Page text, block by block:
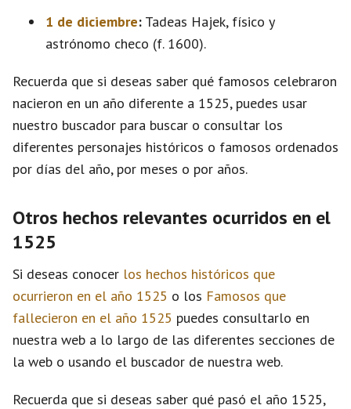
1 de diciembre: Tadeas Hajek, físico y
astrónomo checo (f. 1600).
Recuerda que si deseas saber qué famosos celebraron
nacieron en un año diferente a 1525, puedes usar
nuestro buscador para buscar o consultar los
diferentes personajes históricos o famosos ordenados
por días del año, por meses o por años.
Otros hechos relevantes ocurridos en el
1525
Si deseas conocer los hechos históricos que
ocurrieron en el año 1525 o los Famosos que
fallecieron en el año 1525 puedes consultarlo en
nuestra web a lo largo de las diferentes secciones de
la web o usando el buscador de nuestra web.
Recuerda que si deseas saber qué pasó el año 1525,